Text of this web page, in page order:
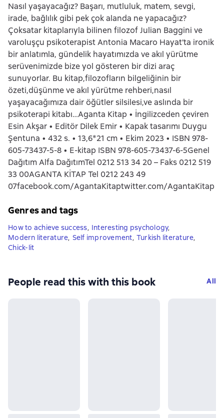
Nasıl yaşayacağız? Başarı, mutluluk, matem, sevgi,
irade, bağlılık gibi pek çok alanda ne yapacağız?
Çoksatar kitaplarıyla bilinen filozof Julian Baggini ve
varoluşçu psikoterapist Antonia Macaro Hayat’ta ironik
bir anlatımla, gündelik hayatımızda ve akıl yürütme
serüvenimizde bize yol gösteren bir dizi araç
sunuyorlar. Bu kitap,filozofların bilgeliğinin bir
özeti,düşünme ve akıl yürütme rehberi,nasıl
yaşayacağımıza dair öğütler silsilesi,ve aslında bir
psikoterapi kitabı…Aganta Kitap • İngilizceden çeviren
Esin Akşar • Editör Dilek Emir • Kapak tasarımı Duygu
Şentuna • 432 s. • 13,6*21 cm • Ekim 2023 • ISBN 978-
605-73437-5-8 • E-kitap ISBN 978-605-73437-6-5Genel
Dağıtım Alfa DağıtımTel 0212 513 34 20 – Faks 0212 519
33 00AGANTA KİTAP Tel 0212 243 49
07facebook.com/AgantaKitaptwitter.com/AgantaKitap
Genres and tags
How to achieve success, Interesting psychology,
Modern literature, Self improvement, Turkish literature,
Сhick-lit
People read this with this book All